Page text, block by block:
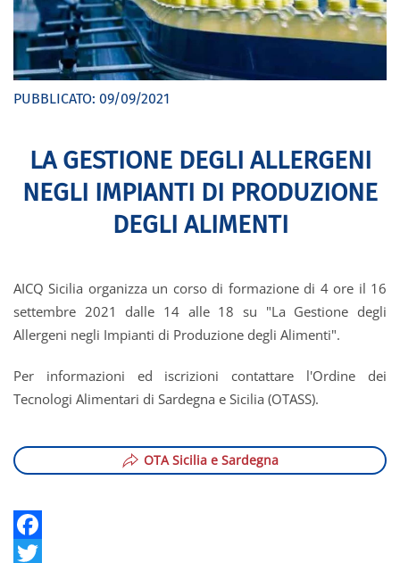
PUBBLICATO: 09/09/2021
LA GESTIONE DEGLI ALLERGENI
NEGLI IMPIANTI DI PRODUZIONE
DEGLI ALIMENTI
AICQ Sicilia organizza un corso di formazione di 4 ore il 16
settembre 2021 dalle 14 alle 18 su "La Gestione degli
Allergeni negli Impianti di Produzione degli Alimenti".
Per informazioni ed iscrizioni contattare l'Ordine dei
Tecnologi Alimentari di Sardegna e Sicilia (OTASS).
OTA Sicilia e Sardegna
Facebook